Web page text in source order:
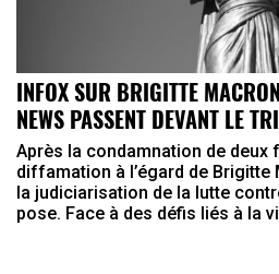
INFOX SUR BRIGITTE
NEWS PASSENT DEVANT LE
Après la condamnation de deux
diffamation à l’égard de Brigitte
la judiciarisation de la lutte
pose. Face à des défis liés à la